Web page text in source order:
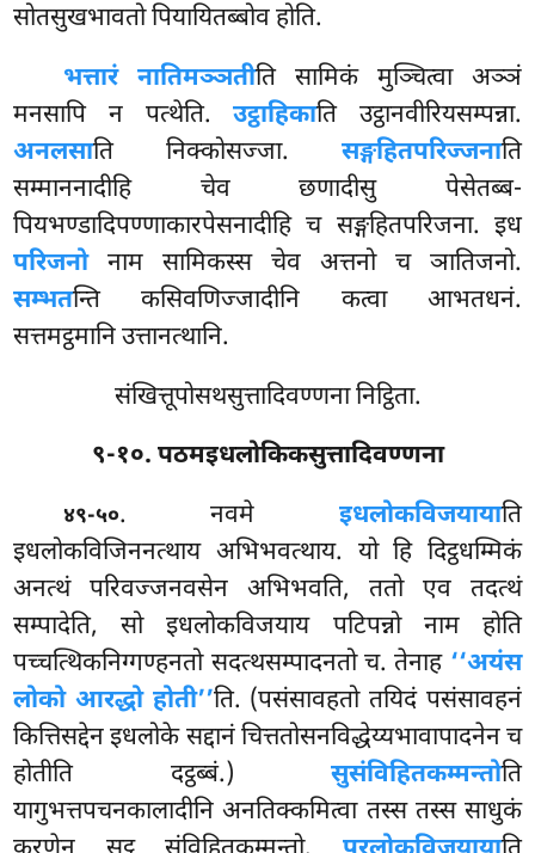
सोतसुखभावतो पियायितब्बोव होति.
भत्तारं नातिमञ्ञतीति सामिकं मुञ्चित्वा अञ्ञं
मनसापि न पत्थेति.उट्ठाहिकाति उट्ठानवीरियसम्पन्ना.
अनलसाति निक्कोसज्जा. सङ्गहितपरिज्जनाति
सम्माननादीहि चेव छणादीसु पेसेतब्ब-
पियभण्डादिपण्णाकारपेसनादीहि च सङ्गहितपरिजना. इध
परिजनोनाम सामिकस्स चेव अत्तनो च ञातिजनो.
सम्भतन्ति कसिवणिज्जादीनि कत्वा आभतधनं.
सत्तमट्ठमानि उत्तानत्थानि.
संखित्तूपोसथसुत्तादिवण्णना निट्ठिता.
९-१०. पठमइधलोकिकसुत्तादिवण्णना
४९-५०. नवमे इधलोकविजयायाति
इधलोकविजिननत्थाय अभिभवत्थाय. यो हि दिट्ठधम्मिकं
अनत्थं परिवज्जनवसेन अभिभवति, ततो एव तदत्थं
सम्पादेति, सो इधलोकविजयाय पटिपन्नो नाम होति
पच्चत्थिकनिग्गण्हनतो सदत्थसम्पादनतो च. तेनाह ‘‘अयंस
लोको आरद्धो होती’’ति. (पसंसावहतो तयिदं पसंसावहनं
कित्तिसद्देन इधलोके सद्दानं चित्ततोसनविद्धेय्यभावापादनेन च
होतीति दट्ठब्बं.) सुसंविहितकम्मन्तोति
यागुभत्तपचनकालादीनि अनतिक्कमित्वा तस्स तस्स साधुकं